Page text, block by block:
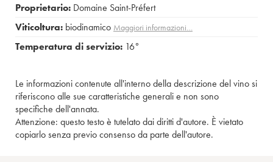
Proprietario: Domaine Saint-Préfert
Viticoltura: biodinamico Maggiori informazioni…
Temperatura di servizio: 16°
Le informazioni contenute all'interno della descrizione del vino si
riferiscono alle sue caratteristiche generali e non sono
specifiche dell'annata.
Attenzione: questo testo è tutelato dai diritti d'autore. È vietato
copiarlo senza previo consenso da parte dell'autore.